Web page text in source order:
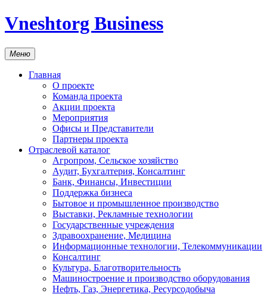
Vneshtorg Business
Меню
Главная
О проекте
Команда проекта
Акции проекта
Мероприятия
Офисы и Представители
Партнеры проекта
Отраслевой каталог
Агропром, Сельское хозяйство
Аудит, Бухгалтерия, Консалтинг
Банк, Финансы, Инвестиции
Поддержка бизнеса
Бытовое и промышленное производство
Выставки, Рекламные технологии
Государственные учреждения
Здравоохранение, Медицина
Информационные технологии, Телекоммуникации
Консалтинг
Культура, Благотворительность
Машиностроение и производство оборудования
Нефть, Газ, Энергетика, Ресурсодобыча